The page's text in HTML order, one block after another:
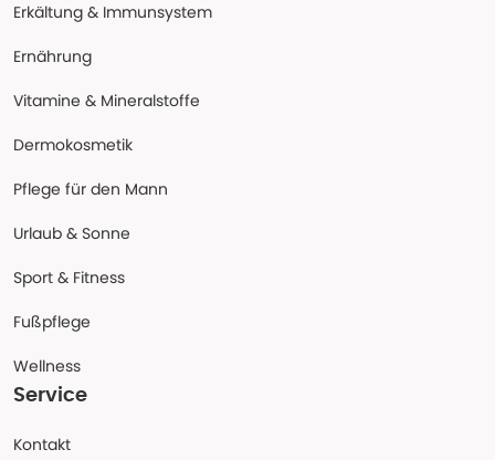
Erkältung & Immunsystem
Ernährung
Vitamine & Mineralstoffe
Dermokosmetik
Pflege für den Mann
Urlaub & Sonne
Sport & Fitness
Fußpflege
Wellness
Service
Kontakt